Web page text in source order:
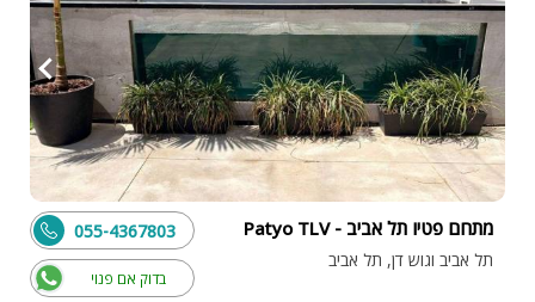
מתחם פטיו תל אביב - Patyo TLV
תל אביב וגוש דן, תל אביב
בדוק אם פנוי
055-4367803